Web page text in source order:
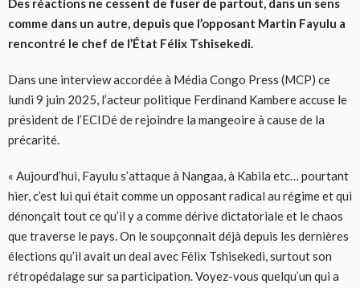
Des réactions ne cessent de fuser de partout, dans un sens
comme dans un autre, depuis que l’opposant Martin Fayulu a
rencontré le chef de l’État Félix Tshisekedi.
Dans une interview accordée à Média Congo Press (MCP) ce
lundi 9 juin 2025, l’acteur politique Ferdinand Kambere accuse le
président de l’ECIDé de rejoindre la mangeoire à cause de la
précarité.
« Aujourd’hui, Fayulu s’attaque à Nangaa, à Kabila etc… pourtant
hier, c’est lui qui était comme un opposant radical au régime et qui
dénonçait tout ce qu’il y a comme dérive dictatoriale et le chaos
que traverse le pays. On le soupçonnait déjà depuis les dernières
élections qu’il avait un deal avec Félix Tshisekedi, surtout son
rétropédalage sur sa participation. Voyez-vous quelqu’un qui a